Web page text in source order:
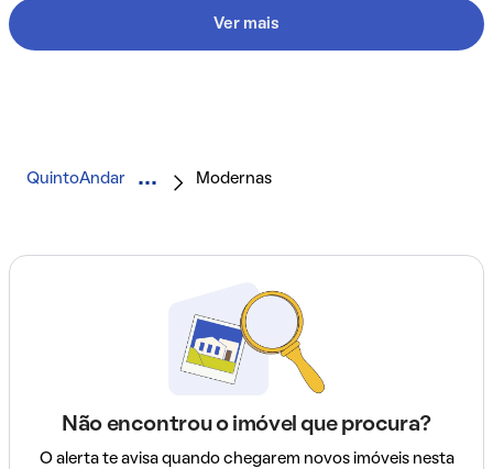
Ver mais
QuintoAndar Modernas
Não encontrou o imóvel que procura?
O alerta te avisa quando chegarem novos imóveis nesta